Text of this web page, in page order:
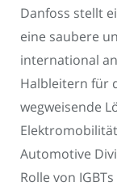
Danfoss stellt
eine saubere
international
Halbleitern für
wegweisende
Automotive
Rolle von